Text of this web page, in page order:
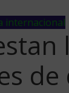
internacional
de